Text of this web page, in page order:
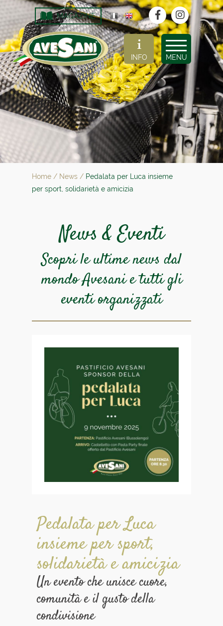
MENU
INFO
MAGAZINE
Home / News / Pedalata per Luca insieme
per sport, solidarietà e amicizia
News & Eventi
Scopri le ultime news dal
mondo Avesani etutti gli
eventi organizzati
Pedalata per Luca
insieme per sport,
solidarietà e amicizia
Un evento che unisce cuore,
comunità e il gusto della
condivisione